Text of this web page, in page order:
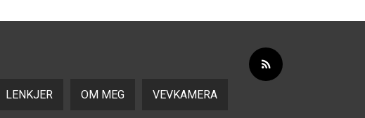
LENKJER OM MEG VEVKAMERA